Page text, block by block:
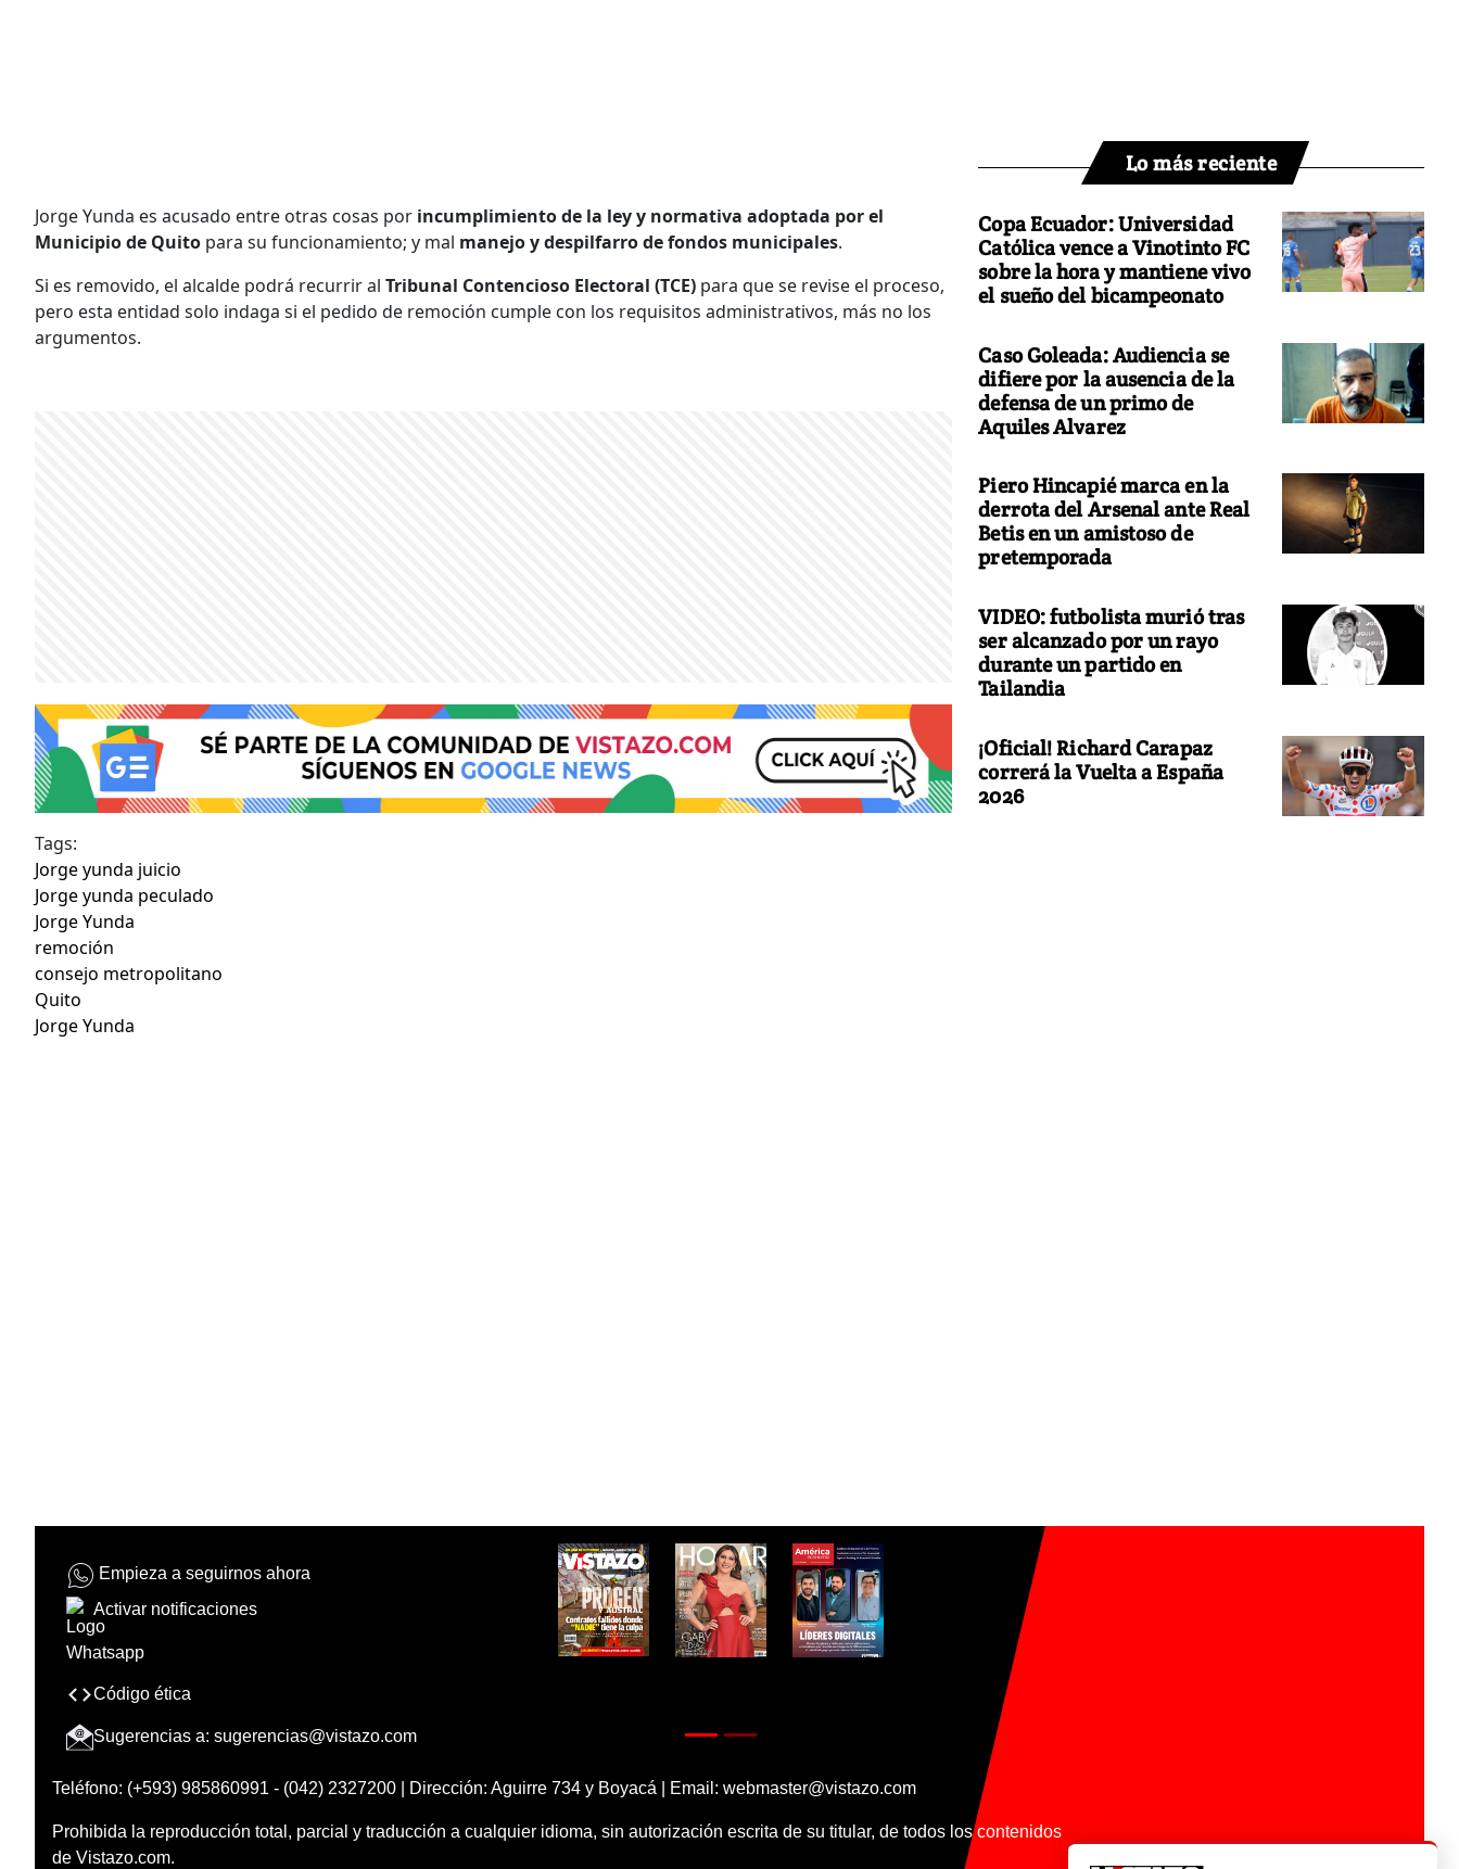
Jorge Yunda es acusado entre otras cosas por incumplimiento de la ley y normativa adoptada por el
Municipio de Quito para su funcionamiento; y mal manejo y despilfarro de fondos municipales.
Si es removido, el alcalde podrá recurrir al Tribunal Contencioso Electoral (TCE) para que se revise el proceso,
pero esta entidad solo indaga si el pedido de remoción cumple con los requisitos administrativos, más no los
argumentos.
Tags:
Jorge yunda juicio
Jorge yunda peculado
Jorge Yunda
remoción
consejo metropolitano
Quito
Jorge Yunda
Lo más reciente
Copa Ecuador: Universidad
Católica vence a Vinotinto FC
sobre la hora y mantiene vivo
el sueño del bicampeonato
Caso Goleada: Audiencia se
difiere por la ausencia de la
defensa de un primo de
Aquiles Alvarez
Piero Hincapié marca en la
derrota del Arsenal ante Real
Betis en un amistoso de
pretemporada
VIDEO: futbolista murió tras
ser alcanzado por un rayo
durante un partido en
Tailandia
¡Oficial! Richard Carapaz
correrá la Vuelta a España
2026
Empieza a seguirnos ahora
Activar notificaciones
Código ética
Sugerencias a: sugerencias@vistazo.com
Teléfono: (+593) 985860991 - (042) 2327200 | Dirección: Aguirre 734 y Boyacá | Email: webmaster@vistazo.com
Prohibida la reproducción total, parcial y traducción a cualquier idioma, sin autorización escrita de su titular, de todos los contenidos
de Vistazo.com.